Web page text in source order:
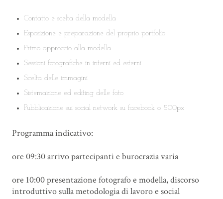
Contatto e scelta della modella
Esposizione e preparazione del proprio portfolio
Primo approccio alla modella
Sessioni fotografiche in interni ed esterni
Scelta delle immagini
Sistemazione ed editing delle foto
Pubblicazione sui social network su facebook o 500px
Programma indicativo:
ore 09:30 arrivo partecipanti e burocrazia varia
ore 10:00 presentazione fotografo e modella, discorso
introduttivo sulla metodologia di lavoro e social